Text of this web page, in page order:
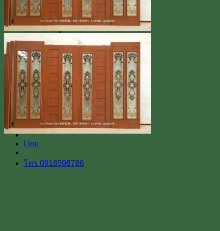
บทความ
สินค้าโปรโมชั่น
ติดต่อเรา
Line
โทร 0918598786
Line
โทร 0918598786